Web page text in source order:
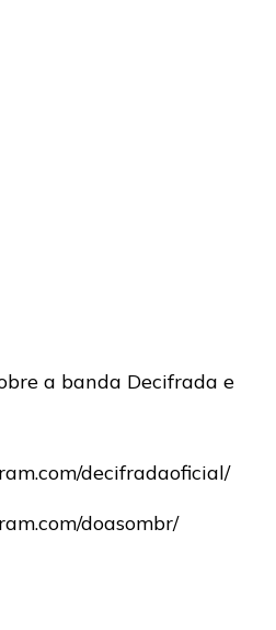
a banda Decifrada e
decifradaoficial/
doasombr/